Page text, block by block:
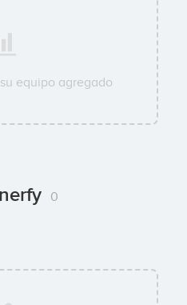
equipo agregado
0